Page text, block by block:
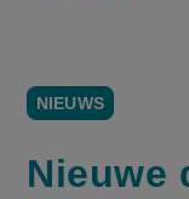
NIEUWS
Nieuwe